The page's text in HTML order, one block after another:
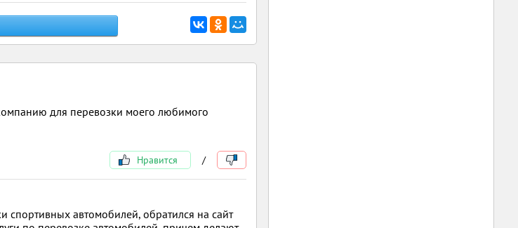
для перевозки моего любимого
Нравится /
автомобилей, обратился на сайт